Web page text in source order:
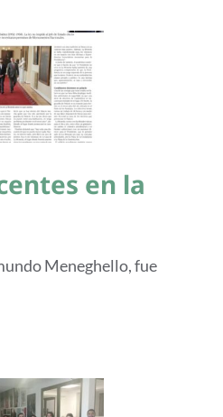
en la
Meneghello, fue